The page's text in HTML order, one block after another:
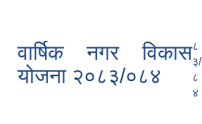
वार्षिक नगर विकास
योजना २०८३/०८४
८
३/
८
४